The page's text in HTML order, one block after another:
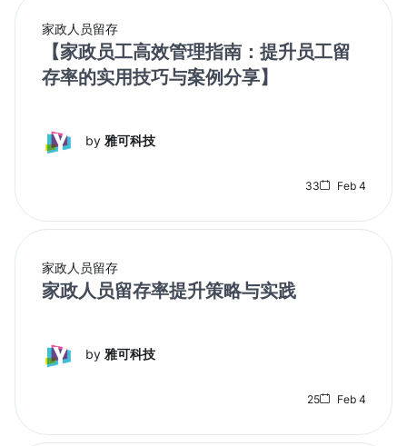
家政人员留存
【家政员工高效管理指南：提升员工留
存率的实用技巧与案例分享】
by 雅可科技
33 Feb 4
家政人员留存
家政人员留存率提升策略与实践
by 雅可科技
25 Feb 4